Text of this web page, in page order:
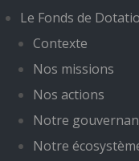
Le Fonds de
Contexte
Nos missions
Nos actions
Notre
Notre